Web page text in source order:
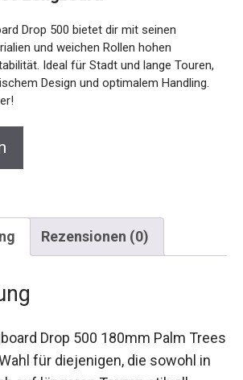
und weichen Rollen hohen
Ideal für Stadt und lange Touren,
Design und optimalem Handling.
Rezensionen (0)
Wahl für diejenigen, die
als auch auf längeren Touren